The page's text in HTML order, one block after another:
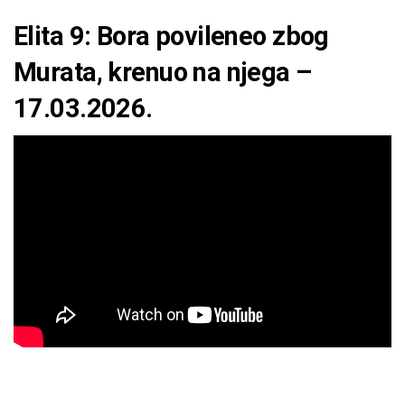
Elita 9: Bora povileneo zbog
Murata, krenuo na njega –
17.03.2026.